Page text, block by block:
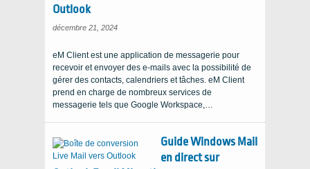
Outlook
décembre 21, 2024
eM Client est une application de messagerie pour
recevoir et envoyer des e-mails avec la possibilité de
gérer des contacts, calendriers et tâches. eM Client
prend en charge de nombreux services de
messagerie tels que Google Workspace,…
Guide Windows Mail
en direct sur